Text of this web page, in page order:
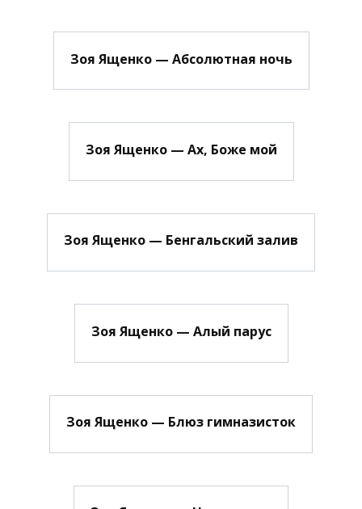
Зоя Ященко — Абсолютная ночь
Зоя Ященко — Ах, Боже мой
Зоя Ященко — Бенгальский залив
Зоя Ященко — Алый парус
Зоя Ященко — Блюз гимназисток